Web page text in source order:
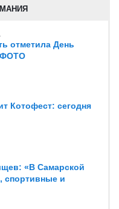
отметила День
ФОТО
Котофест: сегодня
«В Самарской
спортивные и